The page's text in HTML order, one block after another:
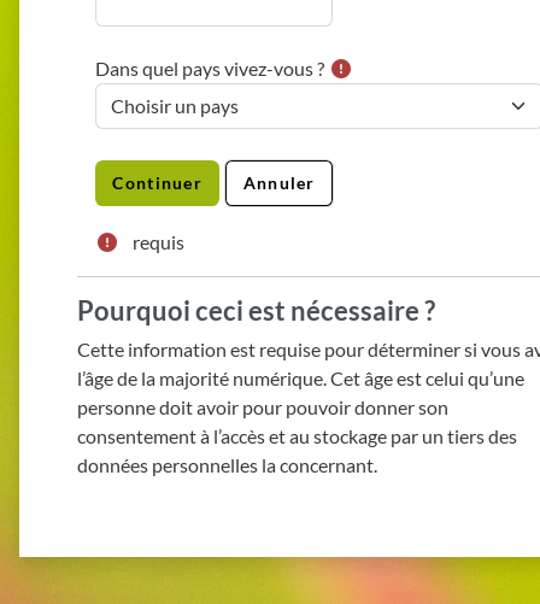
Dans quel pays vivez-vous ?
requis
Pourquoi ceci est nécessaire ?
Cette information est requise pour déterminer si vous
l’âge de la majorité numérique. Cet âge est celui qu’une
personne doit avoir pour pouvoir donner son
consentement à l’accès et au stockage par un tiers des
données personnelles la concernant.